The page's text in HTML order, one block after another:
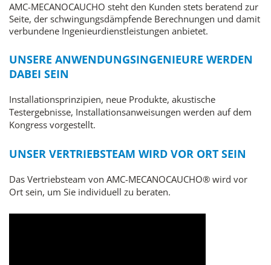
AMC-MECANOCAUCHO steht den Kunden stets beratend zur
Seite, der schwingungsdämpfende Berechnungen und damit
verbundene Ingenieurdienstleistungen anbietet.
UNSERE ANWENDUNGSINGENIEURE WERDEN
DABEI SEIN
Installationsprinzipien, neue Produkte, akustische
Testergebnisse, Installationsanweisungen werden auf dem
Kongress vorgestellt.
UNSER VERTRIEBSTEAM WIRD VOR ORT SEIN
Das Vertriebsteam von AMC-MECANOCAUCHO® wird vor
Ort sein, um Sie individuell zu beraten.